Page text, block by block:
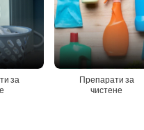
за
Препарати за
чистене